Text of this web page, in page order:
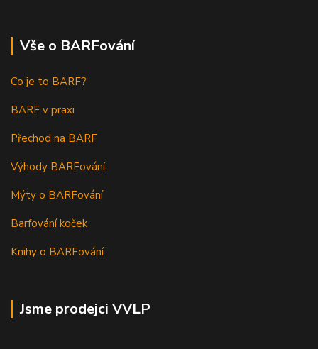
Vše o BARFování
Co je to BARF?
BARF v praxi
Přechod na BARF
Výhody BARFování
Mýty o BARFování
Barfování koček
Knihy o BARFování
Jsme prodejci VVLP